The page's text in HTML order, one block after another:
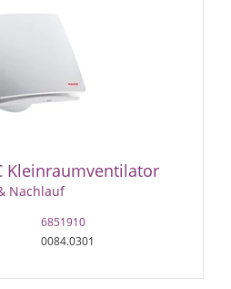
Kleinraumventilator
Nachlauf
6851910
0084.0301